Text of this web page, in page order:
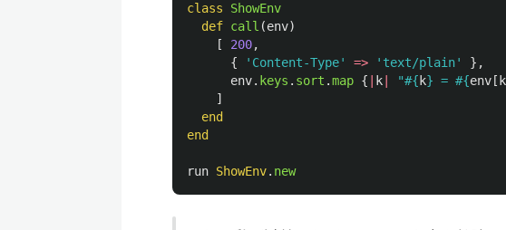
class
ShowEnv
def call (env)
[
200,
{
'Content-Type' => 'text/plain' },
env. keys . sort .map { k "#{ k} = #{env [ k
]
end
end
run ShowEnv. new